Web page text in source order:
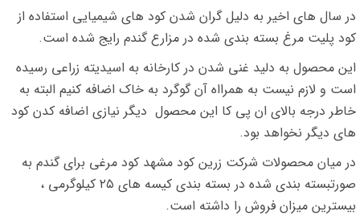
در سال های اخیر به دلیل گران شدن کود های شیمیایی استفاده از
کود پلیت مرغ بسته بندی شده در مزارع گندم رایج شده است.
این محصول به دلید غنی شدن در کارخانه به اسیدیته زراعی رسیده
است و لازم نیست به همرااه آن گوگرد به خاک اضافه کنیم البته به
خاطر درجه بالای ان پی کا این محصول دیگر نیازی اضافه کدن کود
های دیگر نخواهد بود.
در میان محصولات شرکت زرین کود مشهد کود مرغی برای گندم به
صورتبسته بندی شده در بسته بندی کیسه های ۲۵ کیلوگرمی ،
بیسترین میزان فروش را داشته است.